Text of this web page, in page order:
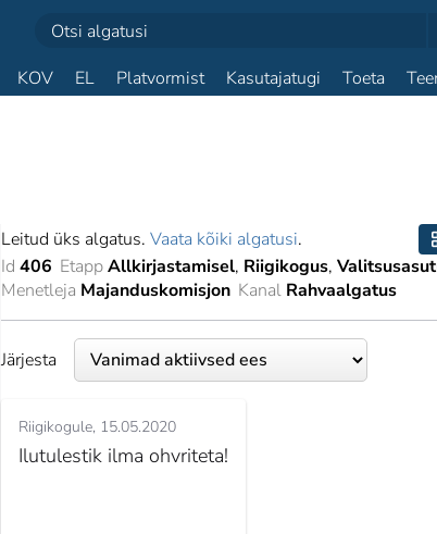
KOV EL Platvormist Kasutajatugi Toeta
Leitud üks algatus. Vaata kõiki algatusi.
Id 406 EtappAllkirjastamisel Riigikogus
Menetleja Majanduskomisjon Kanal Rahvaalgatus
Järjesta
Riigikogule 15.05.2020
Ilutulestik ilma ohvriteta!